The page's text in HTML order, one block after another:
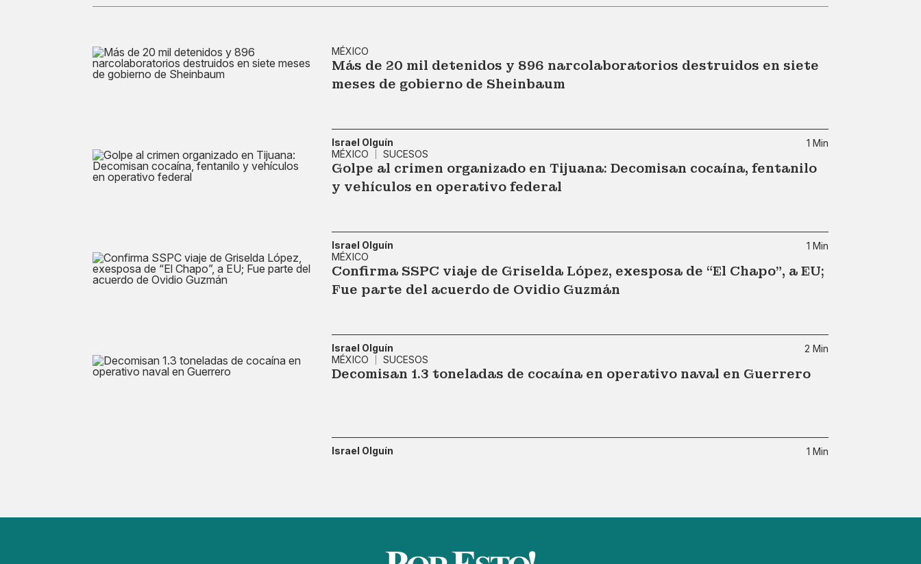
MÉXICO
Más de 20 mil detenidos y 896 narcolaboratorios destruidos en siete
meses de gobierno de Sheinbaum
Israel Olguín
1 Min
MÉXICO
SUCESOS
Golpe al crimen organizado en Tijuana: Decomisan cocaína, fentanilo
y vehículos en operativo federal
Israel Olguín
1 Min
MÉXICO
Confirma SSPC viaje de Griselda López, exesposa de “El Chapo”, a EU;
Fue parte del acuerdo de Ovidio Guzmán
Israel Olguín
2 Min
MÉXICO
SUCESOS
Decomisan 1.3 toneladas de cocaína en operativo naval en Guerrero
Israel Olguín 1 Min